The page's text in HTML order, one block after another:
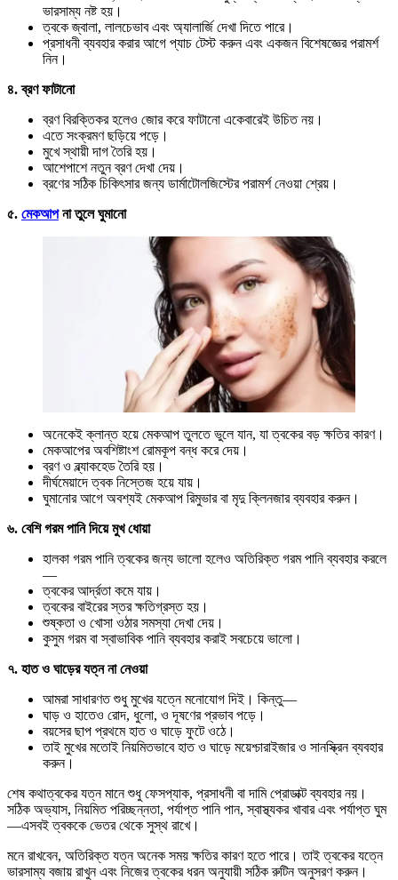
ভারসাম্য নষ্ট হয়।
ত্বকে জ্বালা, লালচেভাব এবং অ্যালার্জি দেখা দিতে পারে।
প্রসাধনী ব্যবহার করার আগে প্যাচ টেস্ট করুন এবং একজন বিশেষজ্ঞের পরামর্শ
নিন।
৪. ব্রণ ফাটানো
ব্রণ বিরক্তিকর হলেও জোর করে ফাটানো একেবারেই উচিত নয়।
এতে সংক্রমণ ছড়িয়ে পড়ে।
মুখে স্থায়ী দাগ তৈরি হয়।
আশেপাশে নতুন ব্রণ দেখা দেয়।
ব্রণের সঠিক চিকিৎসার জন্য ডার্মাটোলজিস্টের পরামর্শ নেওয়া শ্রেয়।
৫. মেকআপনা তুলে ঘুমানো
অনেকেই ক্লান্ত হয়ে মেকআপ তুলতে ভুলে যান, যা ত্বকের বড় ক্ষতির কারণ।
মেকআপের অবশিষ্টাংশ রোমকূপ বন্ধ করে দেয়।
ব্রণ ও ব্ল্যাকহেড তৈরি হয়।
দীর্ঘমেয়াদে ত্বক নিস্তেজ হয়ে যায়।
ঘুমানোর আগে অবশ্যই মেকআপ রিমুভার বা মৃদু ক্লিনজার ব্যবহার করুন।
৬. বেশি গরম পানি দিয়ে মুখ ধোয়া
হালকা গরম পানি ত্বকের জন্য ভালো হলেও অতিরিক্ত গরম পানি ব্যবহার করলে
—
ত্বকের আর্দ্রতা কমে যায়।
ত্বকের বাইরের স্তর ক্ষতিগ্রস্ত হয়।
শুষ্কতা ও খোসা ওঠার সমস্যা দেখা দেয়।
কুসুম গরম বা স্বাভাবিক পানি ব্যবহার করাই সবচেয়ে ভালো।
৭. হাত ও ঘাড়ের যত্ন না নেওয়া
আমরা সাধারণত শুধু মুখের যত্নে মনোযোগ দিই। কিন্তু—
ঘাড় ও হাতেও রোদ, ধুলো, ও দূষণের প্রভাব পড়ে।
বয়সের ছাপ প্রথমে হাত ও ঘাড়ে ফুটে ওঠে।
তাই মুখের মতোই নিয়মিতভাবে হাত ও ঘাড়ে ময়েশ্চারাইজার ও সানস্ক্রিন ব্যবহার
করুন।
শেষ কথাত্বকের যত্ন মানে শুধু ফেসপ্যাক, প্রসাধনী বা দামি প্রোডাক্ট ব্যবহার নয়।
সঠিক অভ্যাস, নিয়মিত পরিচ্ছন্নতা, পর্যাপ্ত পানি পান, স্বাস্থ্যকর খাবার এবং পর্যাপ্ত ঘুম
—এসবই ত্বককে ভেতর থেকে সুস্থ রাখে।
মনে রাখবেন, অতিরিক্ত যত্ন অনেক সময় ক্ষতির কারণ হতে পারে। তাই ত্বকের যত্নে
ভারসাম্য বজায় রাখুন এবং নিজের ত্বকের ধরন অনুযায়ী সঠিক রুটিন অনুসরণ করুন।